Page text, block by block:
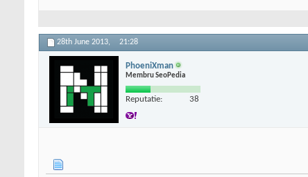
28th June 2013, 21:28
PhoeniXman
Membru SeoPedia
Reputatie: 38